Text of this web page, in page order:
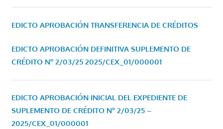
EDICTO APROBACIÓN TRANSFERENCIA DE CRÉDITOS
EDICTO APROBACIÓN DEFINITIVA SUPLEMENTO DE
CRÉDITO Nº 2/03/25 2025/CEX_01/000001
EDICTO APROBACIÓN INICIAL DEL EXPEDIENTE DE
SUPLEMENTO DE CRÉDITO Nº 2/03/25 –
2025/CEX_01/000001